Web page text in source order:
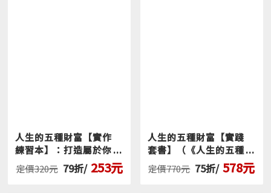
＿▂▃▄▅▆第3階： 10萬～100萬美元
你上餐廳點菜可以不看價格，也就是實現了「餐廳自
人生的五種財富【實作
練習本】：打造屬於你
的夢想人生，時間、社
會、心理、身體、金錢
定價320元 79折/ 253元
人生的五種財富【實踐
套書】（《人生的五種
財富》+《人生的五種
財富【實作練習本】》
定價770元 75折/ 578元